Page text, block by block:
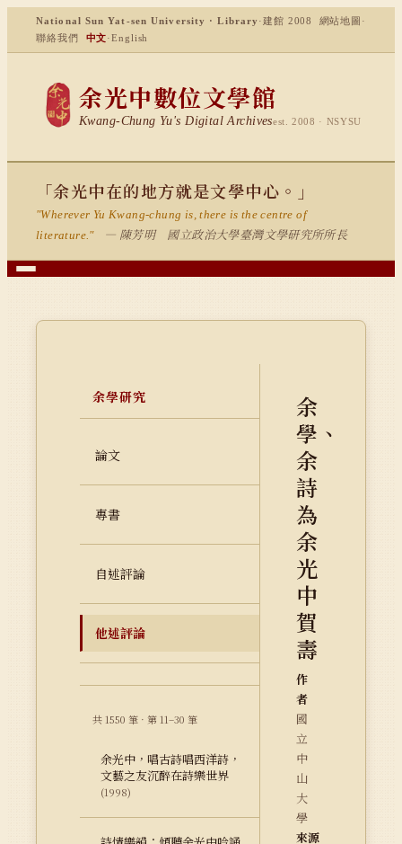
National Sun Yat-sen University · Library ·建館 2008 網站地圖 ·
聯絡我們
中文·English
余光中數位文學館
Kwang-Chung Yu's Digital Archivesest. 2008 · NSYSU
「余光中在的地方就是文學中心。」
"Wherever Yu Kwang-chung is, there is the centre of
literature."
— 陳芳明 國立政治大學臺灣文學研究所所長
余學研究
論文
專書
自述評論
他述評論
共 1550 筆 · 第 11–30 筆
余光中，唱古詩唱西洋詩，
文藝之友沉醉在詩樂世界
(1998)
余
學、
余
詩
為
余
光
中
賀
壽
作
者
國
立
中
山
大
學
來源